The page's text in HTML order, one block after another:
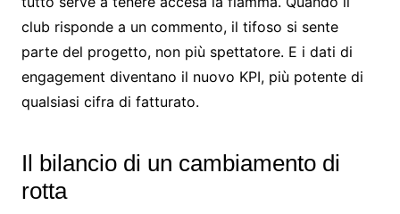
club risponde a un commento, il tifoso si sente
parte del progetto, non più spettatore. E i dati di
engagement diventano il nuovo KPI, più potente di
qualsiasi cifra di fatturato.
Il bilancio di un cambiamento di
rotta